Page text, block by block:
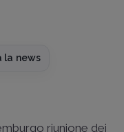
la news
riunione dei